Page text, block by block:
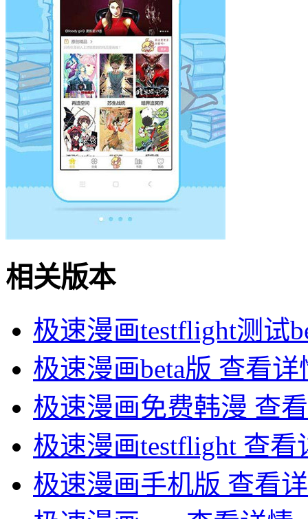
相关版本
极速漫画testflight测试
极速漫画beta版 查看详
极速漫画免费韩漫 查
极速漫画testflight 查看
极速漫画手机版 查看